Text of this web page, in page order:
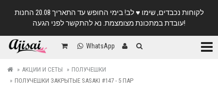
לקוחות נכבדים, שימו ♥️ לב! בימי החופש עד התאריך 20.08 החנות
עובדת במתכונת מצומצמת. נא להתקשר לפני הגעה!
WhatsApp
АКЦИИ И СЕТЫ
ПОЛУЧЕШКИ
ПОЛУЧЕШКИ ЗАКРЫТЫЕ SASAKI #147 - 5 ПАР